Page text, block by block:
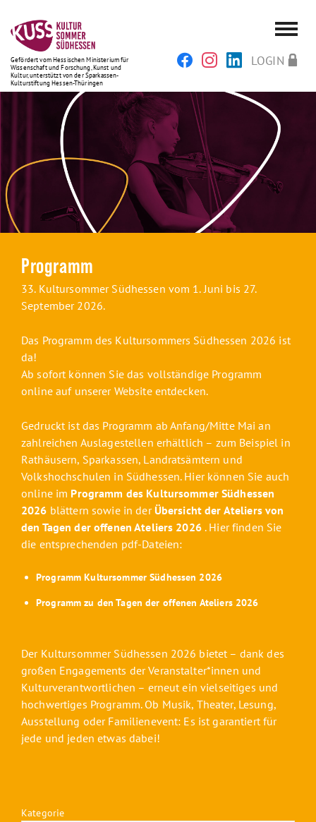
Gefördert vom Hessischen Ministerium für
Wissenschaft und Forschung, Kunst und
Kultur, unterstützt von der Sparkassen-
Kulturstiftung Hessen-Thüringen
LOGIN
Programm
33. Kultursommer Südhessen vom 1. Juni bis 27.
September 2026.
Das Programm des Kultursommers Südhessen 2026 ist
da!
Ab sofort können Sie das vollständige Programm
online auf unserer Website entdecken.
Gedruckt ist das Programm ab Anfang/Mitte Mai an
zahlreichen Auslagestellen erhältlich – zum Beispiel in
Rathäusern, Sparkassen, Landratsämtern und
Volkshochschulen in Südhessen. Hier können Sie auch
online im Programm des Kultursommer Südhessen
2026 blättern sowie in derÜbersicht der Ateliers von
den Tagen der offenen Ateliers 2026. Hier finden Sie
die entsprechenden pdf-Dateien:
Programm Kultursommer Südhessen 2026
Programm zu den Tagen der offenen Ateliers 2026
Der Kultursommer Südhessen 2026 bietet – dank des
großen Engagements der Veranstalter*innen und
Kulturverantwortlichen – erneut ein vielseitiges und
hochwertiges Programm. Ob Musik, Theater, Lesung,
Ausstellung oder Familienevent: Es ist garantiert für
jede und jeden etwas dabei!
Kategorie